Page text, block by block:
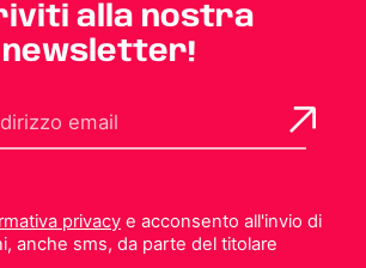
alla nostra
newsletter!
privacye acconsento all'invio di
anche sms, da parte del titolare